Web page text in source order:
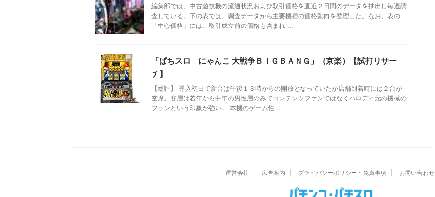
編集部では、中古遊技機の流通状況および取引価格を直近２日間のデータを抽出し毎週調
査している。下の表では、調査データから主要機種の価格動向を整理した。なお、表の
「中心価格」には、取引成立前の価格も含まれ ...
「ぱちスロ にゃんこ 大戦争ＢＩＧＢＡＮＧ」（京楽）【試打リサー
チ】
【総評】 導入初日で新台は午後１３時からの開放となっていたが店舗到着時には２台が
空席。客層は若年から中年の男性層のみでコンテンツファンではなくパロディ元の機械の
ファンという印象が強い。 本機のゲーム性 ...
運営会社 広告案内 プライバシーポリシー・免責事項 お問い合わせ